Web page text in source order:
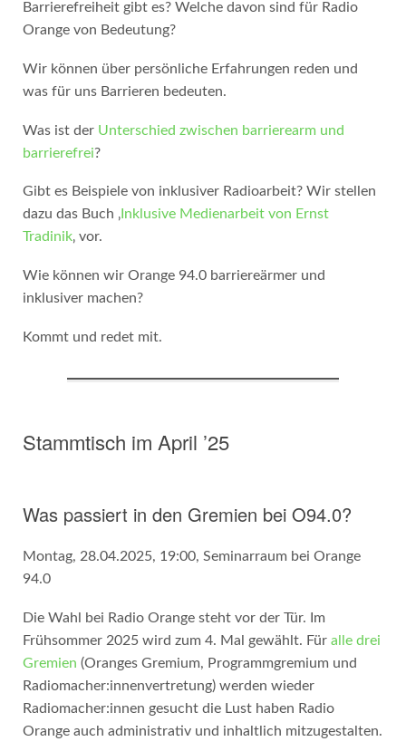
Barrierefreiheit gibt es? Welche davon sind für Radio
Orange von Bedeutung?
Wir können über persönliche Erfahrungen reden und
was für uns Barrieren bedeuten.
Was ist der Unterschied zwischen barrierearm und
barrierefrei?
Gibt es Beispiele von inklusiver Radioarbeit? Wir stellen
dazu das Buch ‚Inklusive Medienarbeit von Ernst
Tradinik‚ vor.
Wie können wir Orange 94.0 barriereärmer und
inklusiver machen?
Kommt und redet mit.
Stammtisch im April ’25
Was passiert in den Gremien bei O94.0?
Montag, 28.04.2025, 19:00, Seminarraum bei Orange
94.0
Die Wahl bei Radio Orange steht vor der Tür. Im
Frühsommer 2025 wird zum 4. Mal gewählt. Für alle drei
Gremien (Oranges Gremium, Programmgremium und
Radiomacher:innenvertretung) werden wieder
Radiomacher:innen gesucht die Lust haben Radio
Orange auch administrativ und inhaltlich mitzugestalten.